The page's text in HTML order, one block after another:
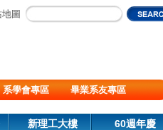
圖
系學會專區
畢業系友專區
新理工大樓 60週年慶